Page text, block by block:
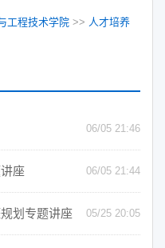
工程技术学院 >> 人才培养
06/05 21:46
座 06/05 21:44
划专题讲座 05/25 20:05